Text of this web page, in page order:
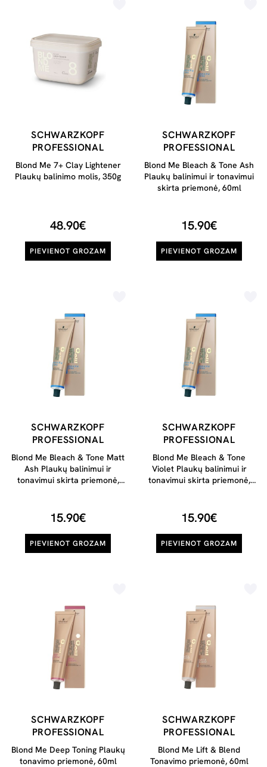
SCHWARZKOPF
PROFESSIONAL
Blond Me 7+ Clay Lightener
Plaukų balinimo molis, 350g
48.90€
PIEVIENOT GROZAM
SCHWARZKOPF
PROFESSIONAL
Blond Me Bleach & Tone Ash
Plaukų balinimui ir tonavimui
skirta priemonė, 60ml
15.90€
PIEVIENOT GROZAM
SCHWARZKOPF
PROFESSIONAL
Blond Me Bleach & Tone Matt
Ash Plaukų balinimui ir
tonavimui skirta priemonė,
15.90€
PIEVIENOT GROZAM
SCHWARZKOPF
PROFESSIONAL
Blond Me Bleach & Tone
Violet Plaukų balinimui ir
tonavimui skirta priemonė,
15.90€
PIEVIENOT GROZAM
SCHWARZKOPF
PROFESSIONAL
Blond Me Deep Toning Plaukų
tonavimo priemonė, 60ml
SCHWARZKOPF
PROFESSIONAL
Blond Me Lift & Blend
Tonavimo priemonė, 60ml